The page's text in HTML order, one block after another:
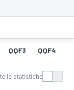
QQF3 QQF4
le statistiche